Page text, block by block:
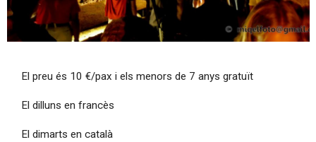
El preu és 10 €/pax i els menors de 7 anys gratuït
El dilluns en francès
El dimarts en català